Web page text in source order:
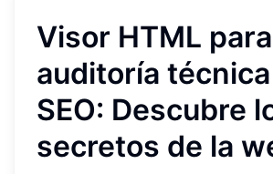
Visor HTML para
auditoría
SEO: Descubre
secretos de la